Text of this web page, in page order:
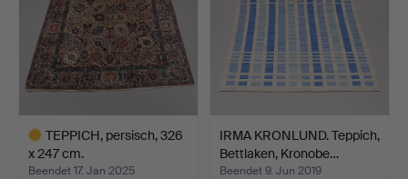
TEPPICH, persisch, 326
x 247 cm.
Beendet 17. Jan 2025
IRMA KRONLUND. Teppich,
Bettlaken, Kronobe…
Beendet 9. Jun 2019